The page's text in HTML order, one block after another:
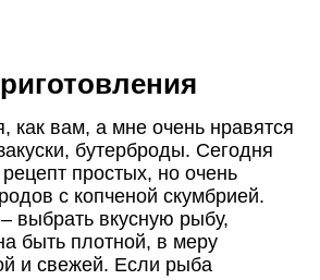
как вам, а мне очень нравятся
бутерброды. Сегодня
простых, но очень
с копченой скумбрией.
выбрать вкусную рыбу,
быть плотной, в меру
и свежей. Если рыба